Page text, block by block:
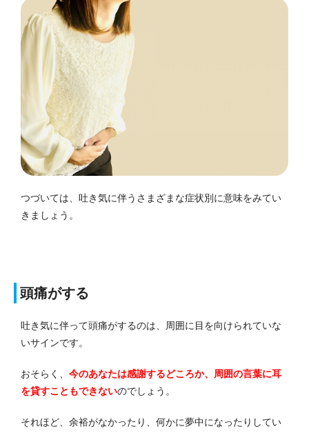
つづいては、吐き気に伴うさまざまな症状別に意味をみてい
きましょう。
頭痛がする
吐き気に伴って頭痛がするのは、周囲に目を向けられていな
いサインです。
おそらく、 今のあなたは感謝するどころか、周囲の言葉に耳
を貸すこともできないのでしょう。
それほど、余裕がなかったり、何かに夢中になったりしてい